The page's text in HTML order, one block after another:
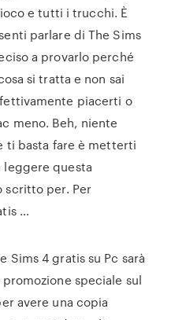
e tutti i trucchi. È
parlare di The Sims
a provarlo perché
si tratta e non sai
piacerti o
meno. Beh, niente
ti basta fare è metterti
questa
scritto per. Per
…
Sims 4 gratis su Pc sarà
speciale sul
avere una copia